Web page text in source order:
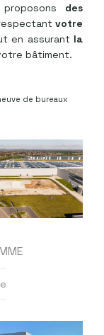
des
votre
en assurant la
bâtiment.
de bureaux